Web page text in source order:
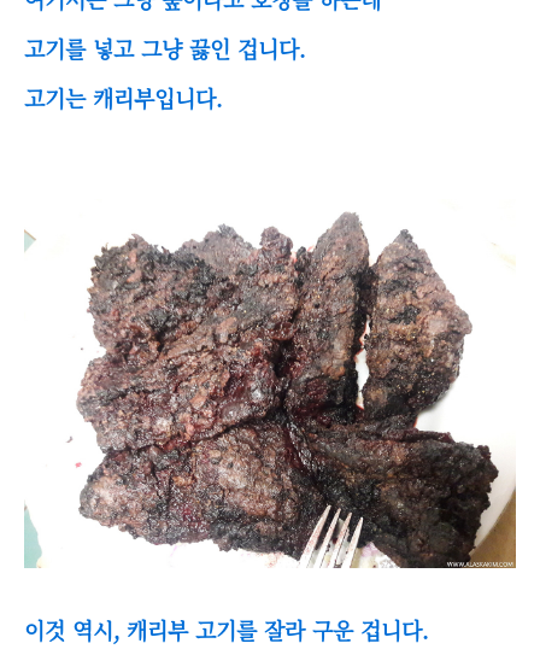
고기를 넣고 그냥 끓인 겁니다.
고기는 캐리부입니다.
이것 역시, 캐리부 고기를 잘라 구운 겁니다.